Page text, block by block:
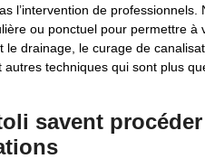
l’intervention de professionnels.
ou ponctuel pour permettre à
drainage, le curage de
techniques qui sont plus
savent